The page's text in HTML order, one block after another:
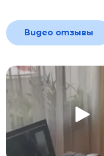
Видео отзывы